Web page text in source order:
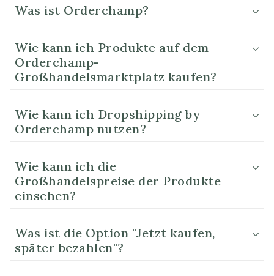
Was ist Orderchamp?
Wie kann ich Produkte auf dem
Orderchamp-
Großhandelsmarktplatz kaufen?
Wie kann ich Dropshipping by
Orderchamp nutzen?
Wie kann ich die
Großhandelspreise der Produkte
einsehen?
Was ist die Option "Jetzt kaufen,
später bezahlen"?